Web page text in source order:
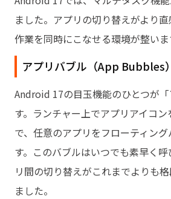
対応デバイスとまとめ
ました。アプリの切り替えがより
作業を同時にこなせる環境が整いま
アプリバブル（App Bubbles）
Android 17の目玉機能のひとつが「
す。ランチャー上でアプリアイコ
で、任意のアプリをフローティン
す。このバブルはいつでも素早く
リ間の切り替えがこれまでよりも
ました。